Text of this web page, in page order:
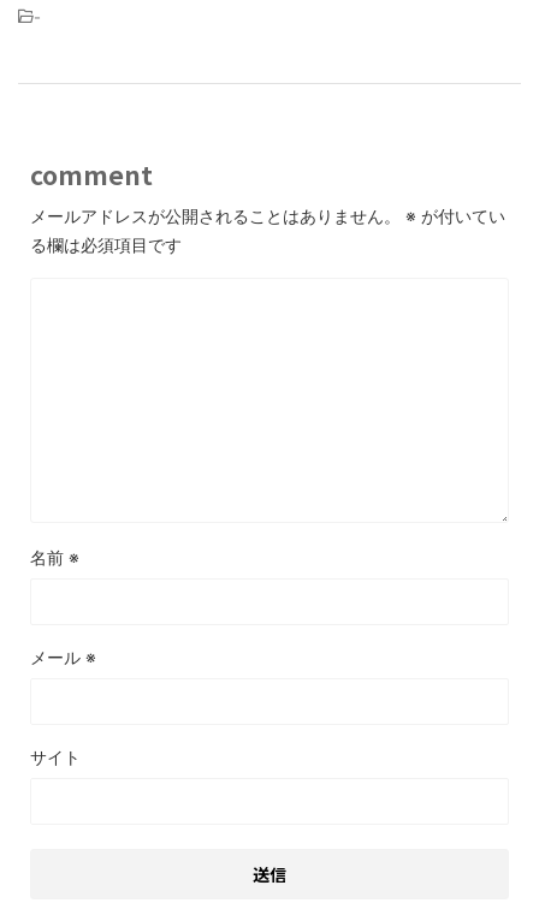
-
comment
メールアドレスが公開されることはありません。 ※ が付いてい
る欄は必須項目です
名前 ※
メール ※
サイト